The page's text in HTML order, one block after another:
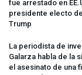
fue arrestado en
presidente electo
Trump
La periodista de
Galarza habla de la
el asesinato de una